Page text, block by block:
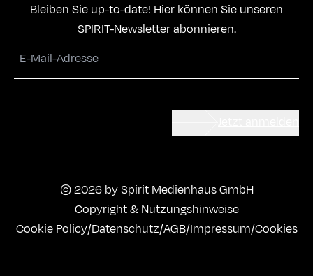
Bleiben Sie up-to-date! Hier können Sie unseren
SPIRIT-Newsletter abonnieren.
© 2026 by Spirit Medienhaus GmbH
Copyright & Nutzungshinweise
Cookie Policy/Datenschutz/AGB/Impressum/Cookies